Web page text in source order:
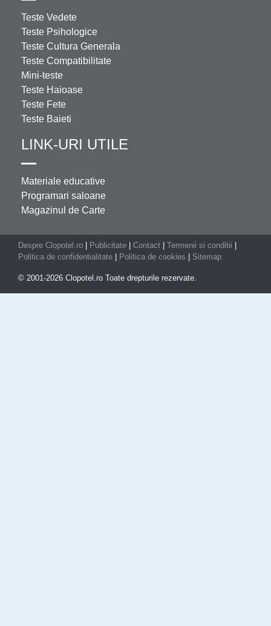
Teste Vedete
Teste Psihologice
Teste Cultura Generala
Teste Compatibilitate
Mini-teste
Teste Haioase
Teste Fete
Teste Baieti
LINK-URI UTILE
Materiale educative
Programari saloane
Magazinul de Carte
Despre Clopotel.ro Publicitate Contact Termenii si conditii
Politica de confidentialitate
Politica de cookies Sitemap
© 2001-2026 Clopotel.ro Toate drepturile rezervate.